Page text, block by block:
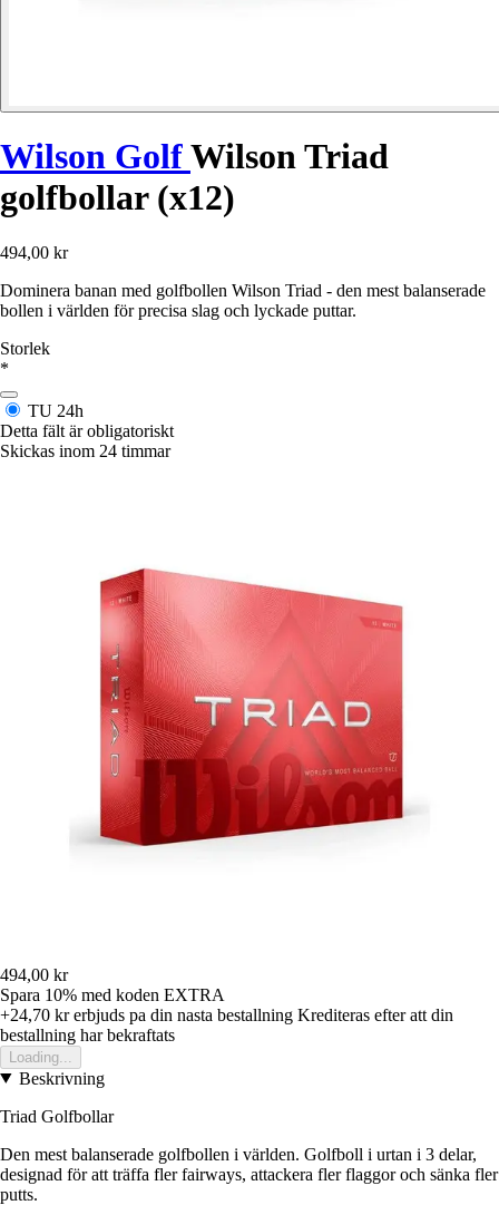
Wilson GolfWilson Triad
golfbollar (x12)
494,00 kr
Dominera banan med golfbollen Wilson Triad - den mest balanserade
bollen i världen för precisa slag och lyckade puttar.
Storlek
*
TU 24h
Detta fält är obligatoriskt
Skickas inom 24 timmar
494,00 kr
Spara 10% med koden EXTRA
+24,70 krerbjuds pa din nasta bestallning Krediteras efter att din
bestallning har bekraftats
Loading...
Beskrivning
Triad Golfbollar
Den mest balanserade golfbollen i världen. Golfboll i urtan i 3 delar,
designad för att träffa fler fairways, attackera fler flaggor och sänka fler
putts.